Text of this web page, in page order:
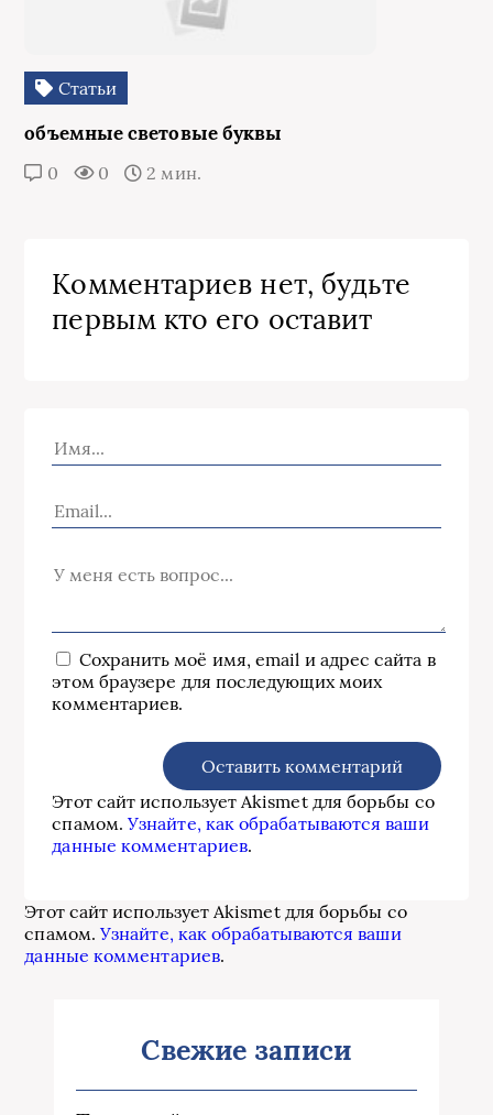
Статьи
объемные световые буквы
0 0 2 мин.
Комментариев нет, будьте
первым кто его оставит
Сохранить моё имя, email и адрес сайта в
этом браузере для последующих моих
комментариев.
Этот сайт использует Akismet для борьбы со
спамом.Узнайте, как обрабатываются ваши
данные комментариев.
Этот сайт использует Akismet для борьбы со
спамом.Узнайте, как обрабатываются ваши
данные комментариев.
Свежие записи